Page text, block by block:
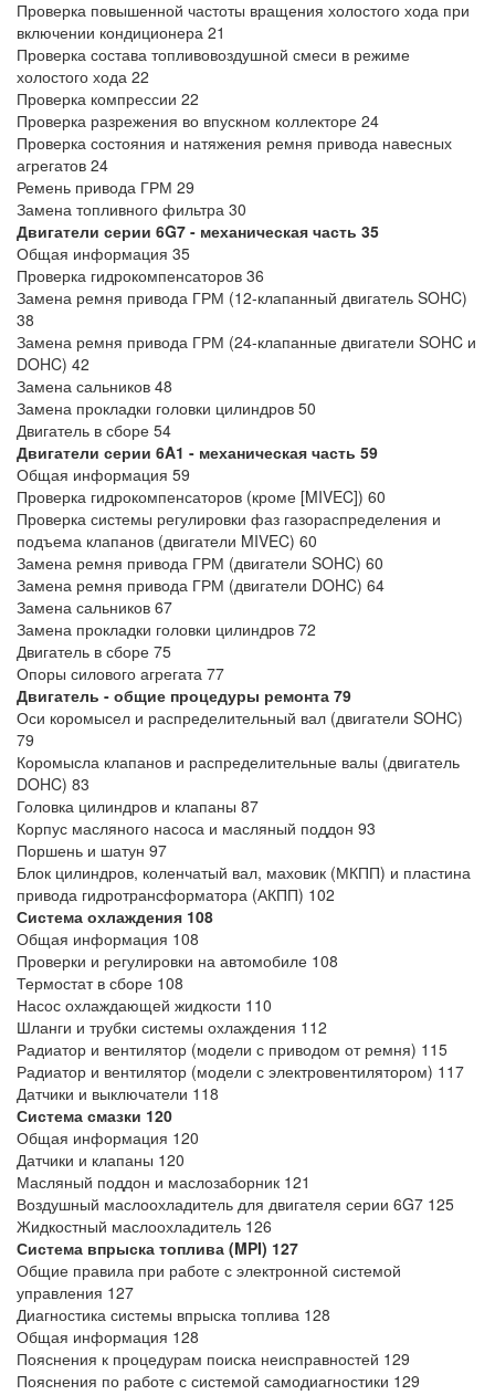
Проверка повышенной частоты вращения холостого хода при
включении кондиционера 21
Проверка состава топливовоздушной смеси в режиме
холостого хода 22
Проверка компрессии 22
Проверка разрежения во впускном коллекторе 24
Проверка состояния и натяжения ремня привода навесных
агрегатов 24
Ремень привода ГРМ 29
Замена топливного фильтра 30
Двигатели серии 6G7 - механическая часть 35
Общая информация 35
Проверка гидрокомпенсаторов 36
Замена ремня привода ГРМ (12-клапанный двигатель SOHC)
38
Замена ремня привода ГРМ (24-клапанные двигатели SOHC и
DOHC) 42
Замена сальников 48
Замена прокладки головки цилиндров 50
Двигатель в сборе 54
Двигатели серии 6A1 - механическая часть 59
Общая информация 59
Проверка гидрокомпенсаторов (кроме [MIVEC]) 60
Проверка системы регулировки фаз газораспределения и
подъема клапанов (двигатели MIVEC) 60
Замена ремня привода ГРМ (двигатели SOHC) 60
Замена ремня привода ГРМ (двигатели DOHC) 64
Замена сальников 67
Замена прокладки головки цилиндров 72
Двигатель в сборе 75
Опоры силового агрегата 77
Двигатель - общие процедуры ремонта 79
Оси коромысел и распределительный вал (двигатели SOHC)
79
Коромысла клапанов и распределительные валы (двигатель
DOHC) 83
Головка цилиндров и клапаны 87
Корпус масляного насоса и масляный поддон 93
Поршень и шатун 97
Блок цилиндров, коленчатый вал, маховик (МКПП) и пластина
привода гидротрансформатора (АКПП) 102
Система охлаждения 108
Общая информация 108
Проверки и регулировки на автомобиле 108
Термостат в сборе 108
Насос охлаждающей жидкости 110
Шланги и трубки системы охлаждения 112
Радиатор и вентилятор (модели с приводом от ремня) 115
Радиатор и вентилятор (модели с электровентилятором) 117
Датчики и выключатели 118
Система смазки 120
Общая информация 120
Датчики и клапаны 120
Масляный поддон и маслозаборник 121
Воздушный маслоохладитель для двигателя серии 6G7 125
Жидкостный маслоохладитель 126
Система впрыска топлива (MPI) 127
Общие правила при работе с электронной системой
управления 127
Диагностика системы впрыска топлива 128
Общая информация 128
Пояснения к процедурам поиска неисправностей 129
Пояснения по работе с системой самодиагностики 129